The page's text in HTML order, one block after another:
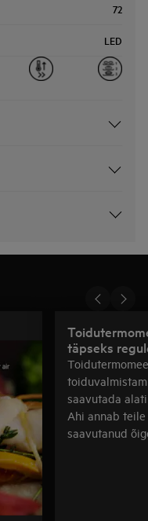
72
LED
täpseks
saavutada
Ahi annab
saavutanud